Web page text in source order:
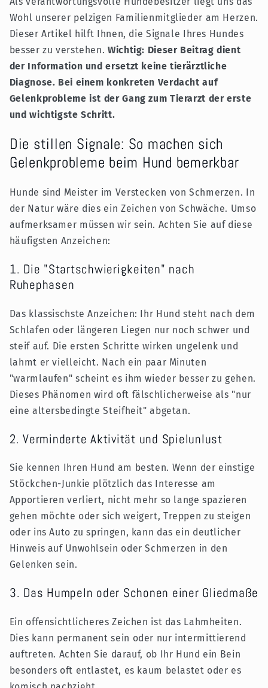
Wohl unserer pelzigen Familienmitglieder am Herzen.
Dieser Artikel hilft Ihnen, die Signale Ihres Hundes
besser zu verstehen. Wichtig: Dieser Beitrag dient
der Information und ersetzt keine tierärztliche
Diagnose. Bei einem konkreten Verdacht auf
Gelenkprobleme ist der Gang zum Tierarzt der erste
und wichtigste Schritt.
Die stillen Signale: So machen sich
Gelenkprobleme beim Hund bemerkbar
Hunde sind Meister im Verstecken von Schmerzen. In
der Natur wäre dies ein Zeichen von Schwäche. Umso
aufmerksamer müssen wir sein. Achten Sie auf diese
häufigsten Anzeichen:
1. Die "Startschwierigkeiten" nach
Ruhephasen
Das klassischste Anzeichen: Ihr Hund steht nach dem
Schlafen oder längeren Liegen nur noch schwer und
steif auf. Die ersten Schritte wirken ungelenk und
lahmt er vielleicht. Nach ein paar Minuten
"warmlaufen" scheint es ihm wieder besser zu gehen.
Dieses Phänomen wird oft fälschlicherweise als "nur
eine altersbedingte Steifheit" abgetan.
2. Verminderte Aktivität und Spielunlust
Sie kennen Ihren Hund am besten. Wenn der einstige
Stöckchen-Junkie plötzlich das Interesse am
Apportieren verliert, nicht mehr so lange spazieren
gehen möchte oder sich weigert, Treppen zu steigen
oder ins Auto zu springen, kann das ein deutlicher
Hinweis auf Unwohlsein oder Schmerzen in den
Gelenken sein.
3. Das Humpeln oder Schonen einer Gliedmaße
Ein offensichtlicheres Zeichen ist das Lahmheiten.
Dies kann permanent sein oder nur intermittierend
auftreten. Achten Sie darauf, ob Ihr Hund ein Bein
besonders oft entlastet, es kaum belastet oder es